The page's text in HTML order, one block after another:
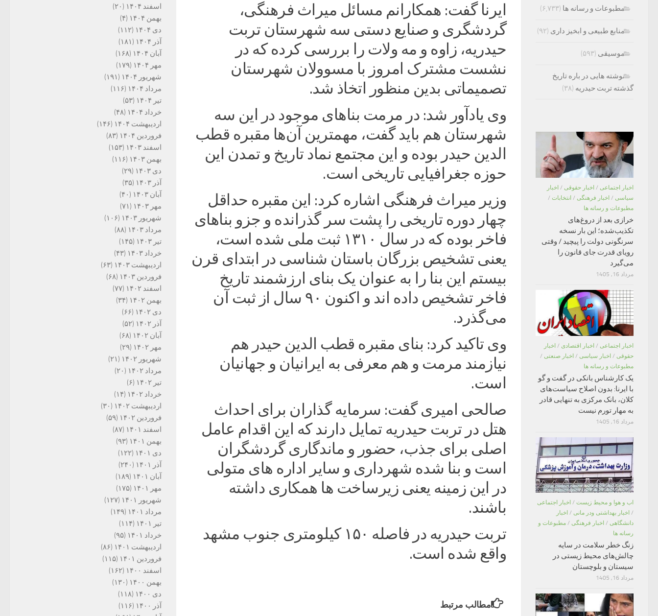
ایرنا گفت: همکارانم مسائل میراث فرهنگی،
گردشگری و صنایع دستی سه شهرستان تربت
حیدریه، زاوه و مه ولات را بررسی کرده که در
نشست مشترک امروز با مسوولان شهرستان
تصمیماتی بدین منظور اتخاذ شد.
وی یادآور شد: در مرمت بناهای موجود در این سه
شهرستان هم باید گفت، مهمترین آن‌ها مقبره قطب
الدین حیدر بوده و این مجتمع نماد تاریخ و تمدن این
حوزه جغرافیایی تاریخی است.
وزیر میراث فرهنگی اشاره کرد: این مقبره‌ حداقل
چهار دوره تاریخی را پشت سر گذرانده و جزو بناهای
فاخر بوده که در سال ۱۳۱۰ ثبت ملی شده است،
یعنی تشخیص بزرگان باستان شناسی در ابتدای قرن
بیستم این بنا را به عنوان یک بنای ارزشمند تاریخ
فاخر تشخیص داده اند و اکنون ۹۰ سال از ثبت آن
می‌گذرد.
وی تاکید کرد: بنای مقبره قطب الدین حیدر هم
نیازمند مرمت و هم معرفی به ایرانیان و جهانیان
است.
صالحی امیری گفت: سرمایه گذاران برای احداث
هتل در تربت حیدریه تمایل دارند که این اقدام عامل
اصلی برای جذب، حضور و ماندگاری گردشگران
است و بنا شده شهرداری و سایر اداره های متولی
در این زمینه یعنی زیرساخت ها همکاری داشته
باشند.
تربت حیدریه در فاصله ۱۵۰ کیلومتری جنوب مشهد
واقع شده است.
مطالب مرتبط
اسفند ۱۴۰۴
(۲۰)
بهمن ۱۴۰۴
(۴)
دی ۱۴۰۴
(۱۱۲)
آذر ۱۴۰۴
(۱۸۱)
آبان ۱۴۰۴
(۱۶۸)
مهر ۱۴۰۴
(۱۷۹)
شهریور ۱۴۰۴
(۱۹۱)
مرداد ۱۴۰۴
(۱۱۶)
تیر ۱۴۰۴
(۵۳)
خرداد ۱۴۰۴
(۴۸)
اردیبهشت ۱۴۰۴
(۱۴۶)
فروردین ۱۴۰۴
(۸۳)
اسفند ۱۴۰۳
(۱۵۳)
بهمن ۱۴۰۳
(۱۱۶)
دی ۱۴۰۳
(۲۹)
آذر ۱۴۰۳
(۳۵)
آبان ۱۴۰۳
(۴۰)
مهر ۱۴۰۳
(۷۱)
شهریور ۱۴۰۳
(۱۰۶)
مرداد ۱۴۰۳
(۸۸)
تیر ۱۴۰۳
(۱۴۵)
خرداد ۱۴۰۳
(۴۳)
اردیبهشت ۱۴۰۳
(۶۳)
فروردین ۱۴۰۳
(۶۸)
اسفند ۱۴۰۲
(۷۷)
بهمن ۱۴۰۲
(۳۴)
دی ۱۴۰۲
(۶۶)
آذر ۱۴۰۲
(۵۲)
آبان ۱۴۰۲
(۶۸)
مهر ۱۴۰۲
(۲۹)
شهریور ۱۴۰۲
(۲۱)
مرداد ۱۴۰۲
(۲۰)
تیر ۱۴۰۲
(۶)
خرداد ۱۴۰۲
(۱۴)
اردیبهشت ۱۴۰۲
(۳۰)
فروردین ۱۴۰۲
(۵۹)
اسفند ۱۴۰۱
(۸۷)
بهمن ۱۴۰۱
(۹۳)
دی ۱۴۰۱
(۱۲۲)
آذر ۱۴۰۱
(۲۴۰)
آبان ۱۴۰۱
(۱۸۹)
مهر ۱۴۰۱
(۱۷۵)
شهریور ۱۴۰۱
(۱۲۷)
مرداد ۱۴۰۱
(۱۴۹)
تیر ۱۴۰۱
(۱۱۴)
خرداد ۱۴۰۱
(۹۵)
اردیبهشت ۱۴۰۱
(۸۶)
فروردین ۱۴۰۱
(۱۱۵)
اسفند ۱۴۰۰
(۱۶۲)
بهمن ۱۴۰۰
(۱۳۰)
دی ۱۴۰۰
(۱۱۸)
آذر ۱۴۰۰
(۱۱۶)
مطبوعات و رسانه ها (۶,۷۳۳)
منابع طبیعی و ابخیز داری (۹۲)
موسیقی (۵۹۳)
نوشته هایی در باره تاریخ
گذشته تربت حیدریه (۳۸)
اخبار اجتماعی / اخبار حقوقی / اخبار
سیاسی / اخبار فرهنگی / انتخابات /
مطبوعات و رسانه ها
خرازی بعد از دروغ‌های
تکذیب‌شده؛ این بار نسخه
سرنگونی دولت را پیچید / وقتی
رویای قدرت جای قانون را
می‌گیرد
مرداد 16, 1405
اخبار اجتماعی / اخبار اقتصادی / اخبار
حقوقی / اخبار سیاسی / اخبار صنعتی /
مطبوعات و رسانه ها
یک کارشناس بانکی در گفت و گو
با ایرنا: بدون اصلاح سیاست‌های
کلان، بانک مرکزی به تنهایی قادر
به مهار تورم نیست
مرداد 16, 1405
اب و هوا و محیط زیست / اخبار اجتماعی
/ اخبار بهداشتی ودر مانی / اخبار
دانشگاهی / اخبار فرهنگی / مطبوعات و
رسانه ها
زنگ خطر سلامت در سایه
چالش‌های محیط زیستی در
سیستان و بلوچستان
مرداد 16, 1405